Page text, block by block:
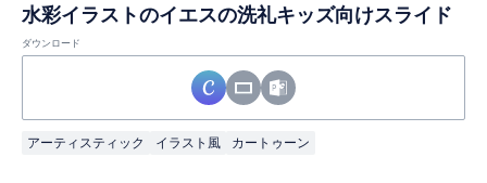
水彩イラストのイエスの洗礼キッズ向けスライド
ダウンロード
アーティスティック イラスト風 カートゥーン